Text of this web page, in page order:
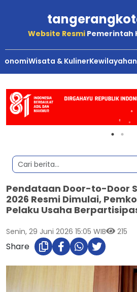
Website Resmi Pemerintah
Wisata & KulinerKewilayahan
Pendataan Door-to-Door
2026 Resmi Dimulai,
Pelaku Usaha
Senin, 29 Juni 2026 15:05 WIB 215
Share